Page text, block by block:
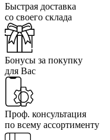
Быстрая доставка
со своего склада
Бонусы за покупку
для Вас
Проф. консультация
по всему ассортименту